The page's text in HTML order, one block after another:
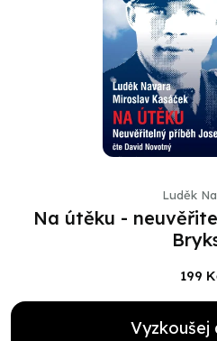
Luděk
Na útěku -
199
Vyzkoušej